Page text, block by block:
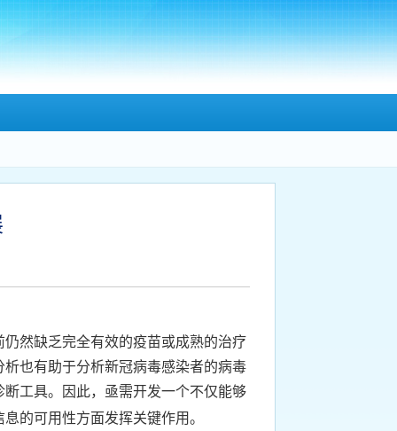
然缺乏完全有效的疫苗或成熟的治疗
也有助于分析新冠病毒感染者的病毒
工具。因此，亟需开发一个不仅能够
的可用性方面发挥关键作用。